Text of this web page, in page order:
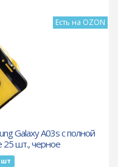
Есть на OZON
Galaxy A03s с полной
25 шт., черное
шт